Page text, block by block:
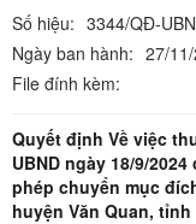
Số hiệu: 3344/QĐ-
Ngày ban hành: 27/
File đính kèm:
Quyết định Về việc
UBND ngày 18/9/
phép chuyển mục
huyện Văn Quan,